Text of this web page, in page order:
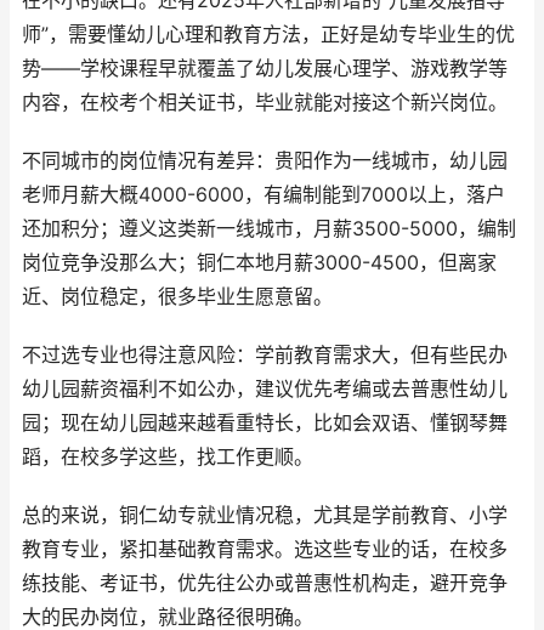
师”，需要懂幼儿心理和教育方法，正好是幼专毕业生的优
势——学校课程早就覆盖了幼儿发展心理学、游戏教学等
内容，在校考个相关证书，毕业就能对接这个新兴岗位。
不同城市的岗位情况有差异：贵阳作为一线城市，幼儿园
老师月薪大概4000-6000，有编制能到7000以上，落户
还加积分；遵义这类新一线城市，月薪3500-5000，编制
岗位竞争没那么大；铜仁本地月薪3000-4500，但离家
近、岗位稳定，很多毕业生愿意留。
不过选专业也得注意风险：学前教育需求大，但有些民办
幼儿园薪资福利不如公办，建议优先考编或去普惠性幼儿
园；现在幼儿园越来越看重特长，比如会双语、懂钢琴舞
蹈，在校多学这些，找工作更顺。
总的来说，铜仁幼专就业情况稳，尤其是学前教育、小学
教育专业，紧扣基础教育需求。选这些专业的话，在校多
练技能、考证书，优先往公办或普惠性机构走，避开竞争
大的民办岗位，就业路径很明确。